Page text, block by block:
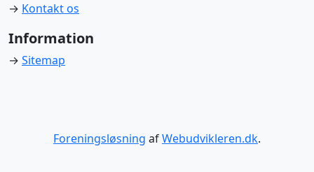
→ Kontakt os
Information
→ Sitemap
Foreningsløsning afWebudvikleren.dk.